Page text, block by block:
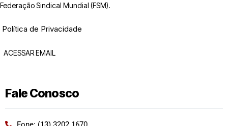
Federação Sindical Mundial (FSM).
Política de Privacidade
ACESSAR EMAIL
Fale Conosco